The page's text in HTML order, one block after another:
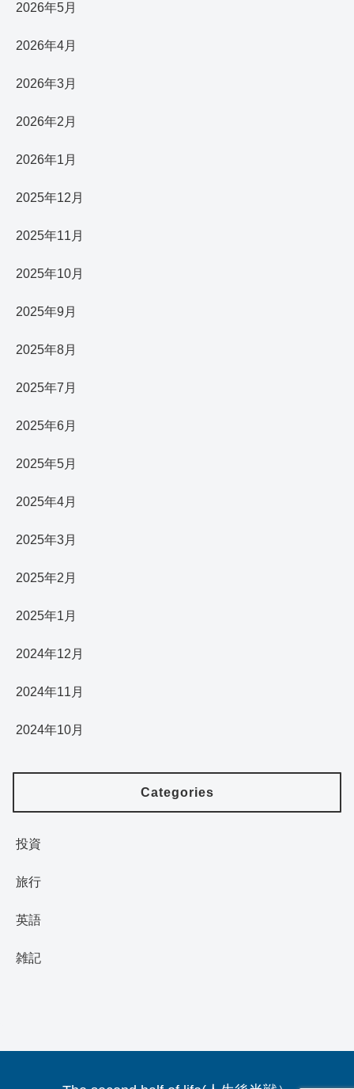
2026年5月
2026年4月
2026年3月
2026年2月
2026年1月
2025年12月
2025年11月
2025年10月
2025年9月
2025年8月
2025年7月
2025年6月
2025年5月
2025年4月
2025年3月
2025年2月
2025年1月
2024年12月
2024年11月
2024年10月
Categories
投資
旅行
英語
雑記